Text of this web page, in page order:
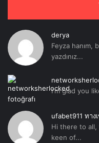
derya
Feyza hanım,
yazdınız...
I'm glad you
ufabet911 ทาง
Hi there to
keen of...